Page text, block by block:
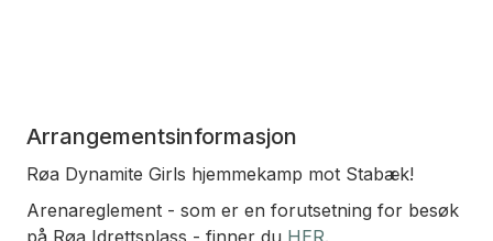
Arrangementsinformasjon
Røa Dynamite Girls hjemmekamp mot Stabæk!
Arenareglement - som er en forutsetning for besøk
på Røa Idrettsplass - finner du HER.